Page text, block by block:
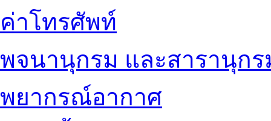
ค่าโทรศัพท์
พจนานุกรม และสารานุกร
พยากรณ์อากาศ